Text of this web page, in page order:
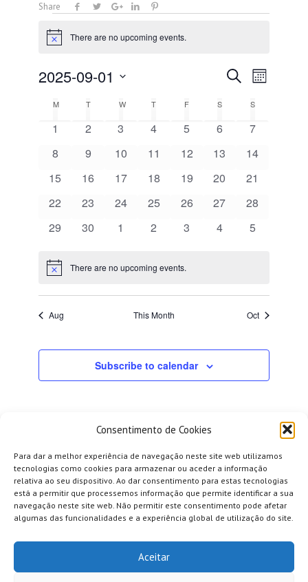
Consentimento de Cookies
Para dar a melhor experiência de navegação neste site web utilizamos
tecnologias como cookies para armazenar ou aceder a informação
relativa ao seu dispositivo. Ao dar consentimento para estas tecnologias
está a permitir que processemos informação que permite identificar a sua
navegação neste site web. Não permitir este consentimento pode afetar
algumas das funcionalidades e a experiência global de utilização do site.
Aceitar
Share
Events
Notice There are no upcoming events.
Events
Views
SearchEvent
Views
Month
2025-09-01
date.
Calendar
MMONDAY
TTUESDAY
WWEDNESDAY
T THURSDAY
F S SATURDAY
SSUNDAY
0
1
0
2
0
3
0
4
0
5
0
6
0
7
0
8
0
9
0
10
0
11
0
12
0
13
0
14
0
15
0
16
0
17
0
18
0
19
0
20
0
21
0
22
0
23
0
24
0
25
0
26
0
27
0
28
0
29
0
30
0
1
0
2
0
3
0
4
0
5
Notice There are no upcoming events.
Aug This Month Oct
Subscribe to calendar